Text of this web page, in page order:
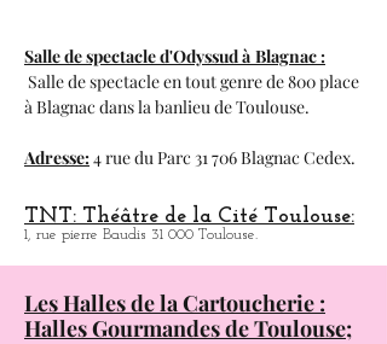
Salle de spectacle d'Odyssud à Blagnac :
Salle de spectacle en tout genre de 800 place
àBlagnac dans la banlieu de Toulouse.
Adresse:4 rue du Parc 31 706 Blagnac Cedex.
TNT: Théâtre de la Cité Toulouse:
1, rue pierre Baudis 31 000 Toulouse.
Les Halles de la Cartoucherie :
Halles Gourmandes de Toulouse;